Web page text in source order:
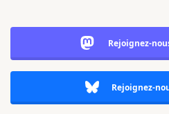
Rejoignez-
Rejoignez-